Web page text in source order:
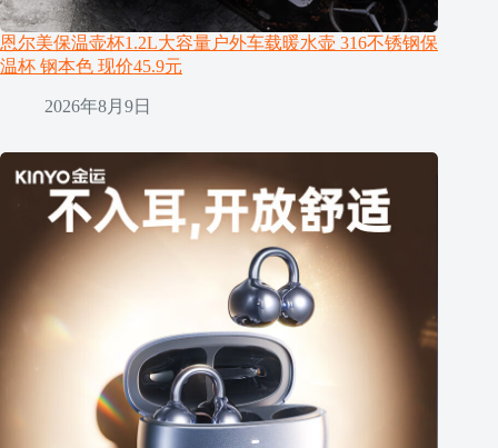
恩尔美保温壶杯1.2L大容量户外车载暖水壶 316不锈钢保
温杯 钢本色 现价45.9元
2026年8月9日